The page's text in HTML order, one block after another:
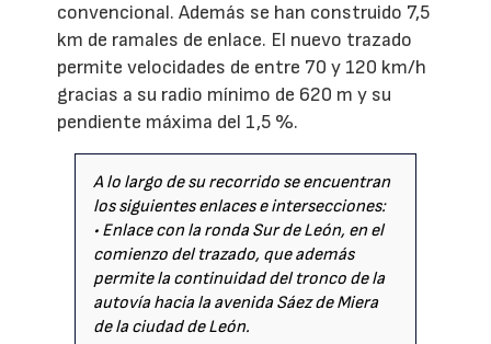
convencional. Además se han construido 7,5
km de ramales de enlace. El nuevo trazado
permite velocidades de entre 70 y 120 km/h
gracias a su radio mínimo de 620 m y su
pendiente máxima del 1,5 %.
A lo largo de su recorrido se encuentran
los siguientes enlaces e intersecciones:
• Enlace con la ronda Sur de León, en el
comienzo del trazado, que además
permite la continuidad del tronco de la
autovía hacia la avenida Sáez de Miera
de la ciudad de León.